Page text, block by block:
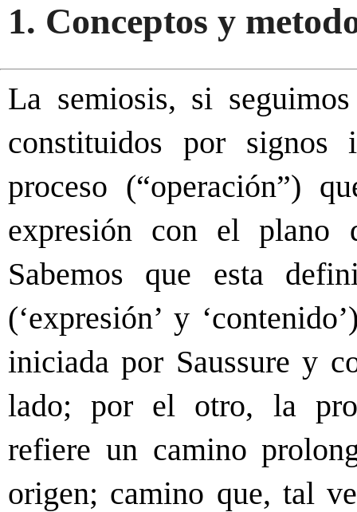
1. Conceptos y
La semiosis, si
constituidos por
proceso (“operación”)
expresión con el plano
Sabemos que esta
(‘expresión’ y
iniciada por Saussure y
lado; por el otro, la
refiere un camino
origen; camino que, tal